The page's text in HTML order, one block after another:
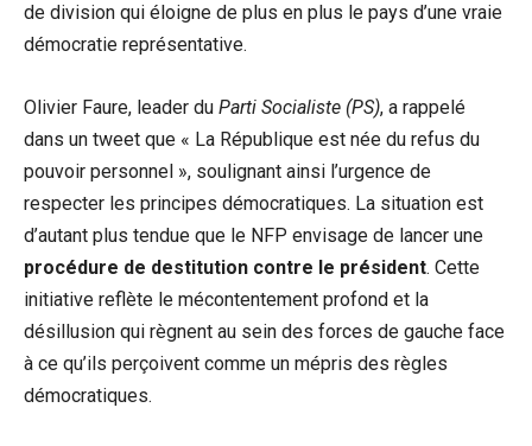
de division qui éloigne de plus en plus le pays d’une vraie
démocratie représentative.
Olivier Faure, leader du Parti Socialiste (PS), a rappelé
dans un tweet que « La République est née du refus du
pouvoir personnel », soulignant ainsi l’urgence de
respecter les principes démocratiques. La situation est
d’autant plus tendue que le NFP envisage de lancer une
procédure de destitution contre le président. Cette
initiative reflète le mécontentement profond et la
désillusion qui règnent au sein des forces de gauche face
à ce qu’ils perçoivent comme un mépris des règles
démocratiques.